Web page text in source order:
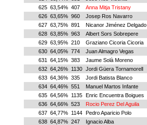
625 63,54% 407 Anna Mitja Tristany
626 63,65% 960 Josep Ros Navarro
627 63,75% 891 Nicanor Jiménez Delgado
628 63,85% 963 Albert Sors Sobrepere
629 63,95% 210 Graziano Cicoria Cicoria
630 64,05% 774 Juan Almagro Vegas
631
64,15% 383 Jaume Solà Moreno
632 64,26% 1130 Jordi Güera Tornamorell
633 64,36% 335 Jordi Batista Blanco
634 64,46% 551 Manuel Martos Infante
635 64,56% 1135 Enric Encuentra Boigues
636 64,66% 523 Rocio Perez Del Aguila
637 64,77% 1144 Pedro Aparicio Polo
638 64,87% 247 Ignacio Alba